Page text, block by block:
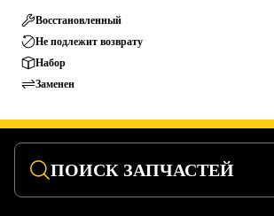
Восстановленный
Не подлежит возврату
Набор
Заменен
ПОИСК ЗАПЧАСТЕЙ